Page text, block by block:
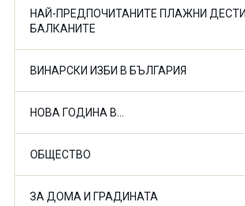
НАЙ-ПРЕДПОЧИТАНИТЕ ПЛАЖНИ
БАЛКАНИТЕ
ВИНАРСКИ ИЗБИ В БЪЛГАРИЯ
НОВА ГОДИНА В...
ОБЩЕСТВО
ЗА ДОМА И ГРАДИНАТА